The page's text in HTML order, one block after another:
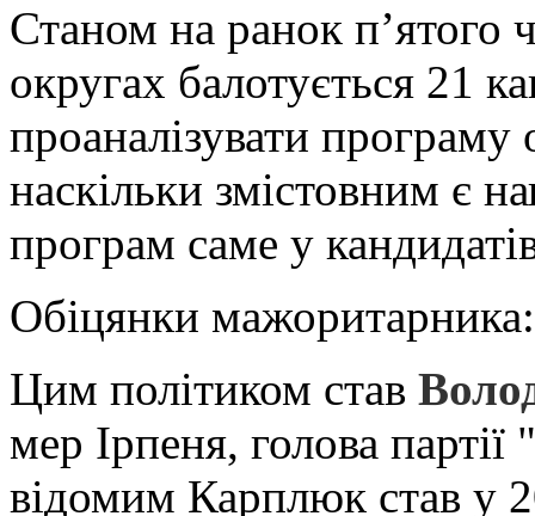
Станом на ранок п’ятого
округах балотується 21
проаналізувати
наскільки змістовним є
програм саме у
Обіцянки мажоритарника:
Цим політиком став
мер Ірпеня, голова
відомим Карплюк став у